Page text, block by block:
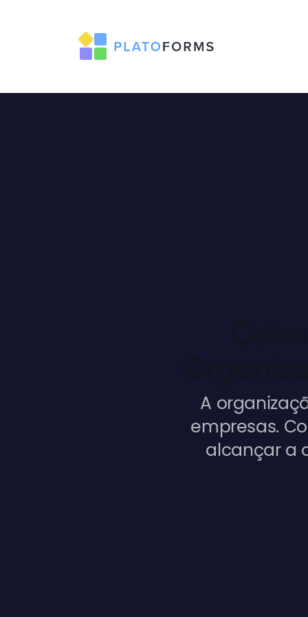
A
empresas.
alcançar a